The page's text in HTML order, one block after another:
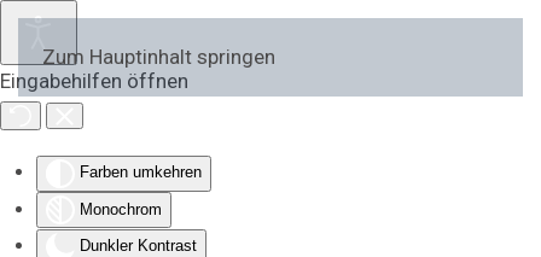
Eingabehilfen öffnen
Farben umkehren
Monochrom
Dunkler Kontrast
Zum Hauptinhalt springen